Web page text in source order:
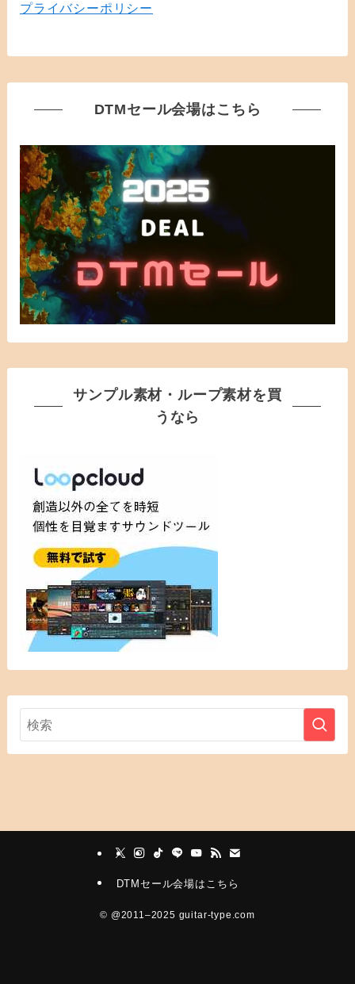
プライバシーポリシー
DTMセール会場はこちら
サンプル素材・ループ素材を買
うなら
DTMセール会場はこちら
© @2011–2025 guitar-type.com